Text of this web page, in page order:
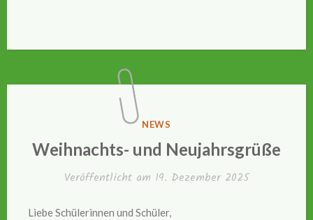
VERÖFFENTLICHT
NEWS
Weihnachts- und Neujahrsgrüße
Veröffentlicht am 19. Dezember 2025
Liebe Schülerinnen und Schüler,